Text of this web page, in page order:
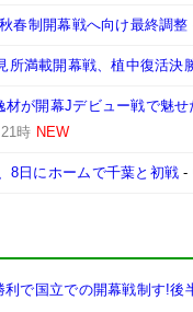
春制開幕戦へ向け最終調整
満載開幕戦、植中復活決
が開幕Jデビュー戦で魅
21時 NEW
8日にホームで千葉と初戦 -
で国立での開幕戦制す!